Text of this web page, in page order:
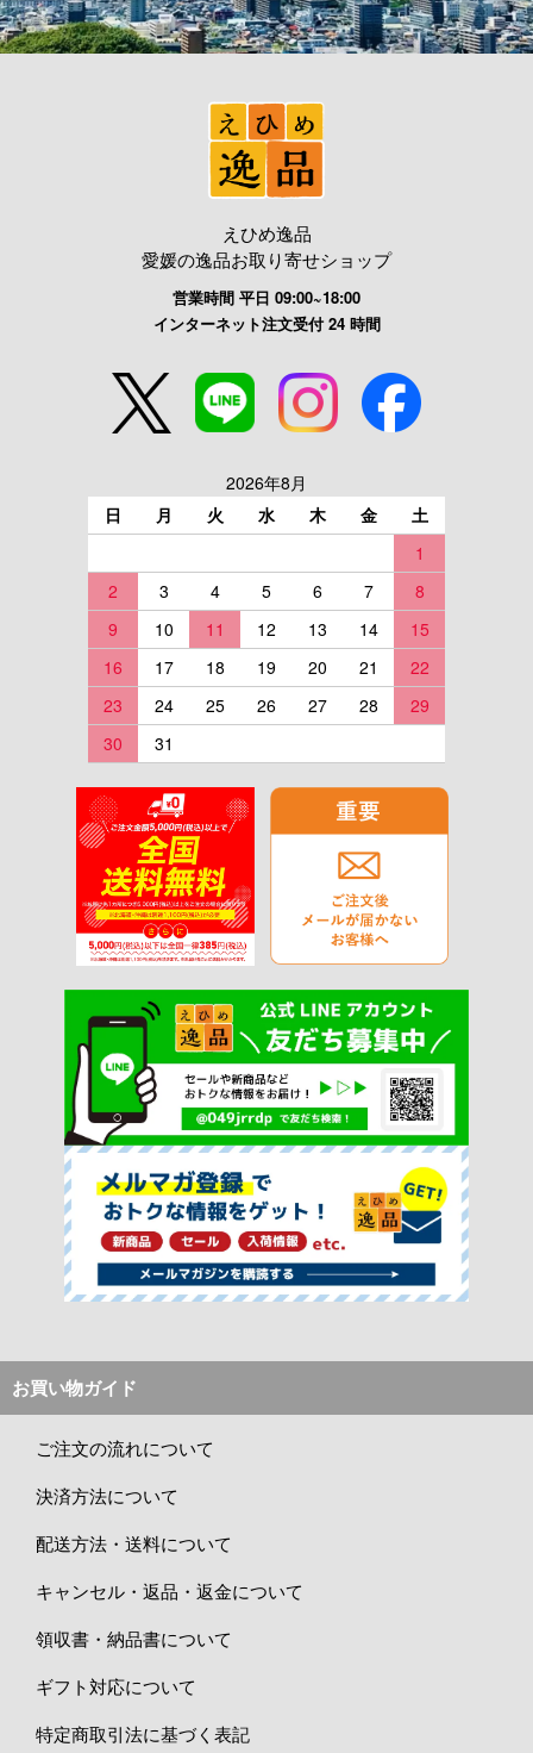
えひめ逸品
愛媛の逸品お取り寄せショップ
営業時間 平日 09:00~18:00
インターネット注文受付 24 時間
2026年8月
日
月 火 水 木 金
土
1
2
3 4 5 6 7
8
9
10 11 12 13 14
15
16
17 18 19 20 21
22
23
24 25 26 27 28
29
30
31
お買い物ガイド
ご注文の流れについて
決済方法について
配送方法・送料について
キャンセル・返品・返金について
領収書・納品書について
ギフト対応について
特定商取引法に基づく表記